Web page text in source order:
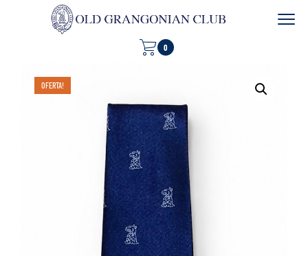
0
OFERTA!